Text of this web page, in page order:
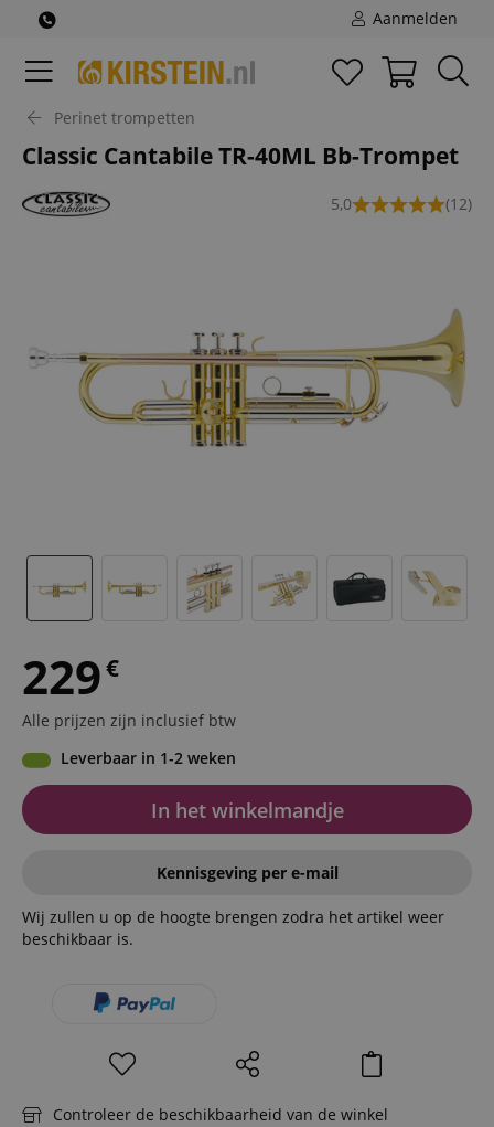
Aanmelden
Perinet trompetten
Classic Cantabile TR-40ML Bb-Trompet
5,0 (12)
229€
Alle prijzen zijn inclusief btw
Leverbaar in 1-2 weken
In het winkelmandje
Kennisgeving per e-mail
Wij zullen u op de hoogte brengen zodra het artikel weer
beschikbaar is.
Controleer de beschikbaarheid van de winkel